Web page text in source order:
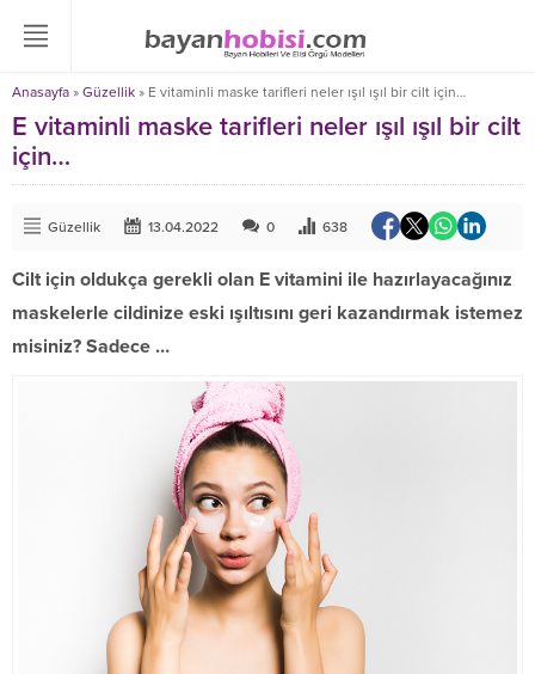
Anasayfa » Güzellik » E vitaminli maske tarifleri neler ışıl ışıl bir cilt için…
E vitaminli maske tarifleri neler ışıl ışıl bir cilt
için…
Güzellik 13.04.2022 0 638
Cilt için oldukça gerekli olan E vitamini ile hazırlayacağınız
maskelerle cildinize eski ışıltısını geri kazandırmak istemez
misiniz? Sadece …